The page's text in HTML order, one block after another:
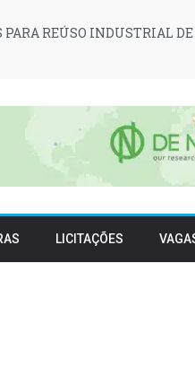
REÚSO INDUSTRIAL DE
LICITAÇÕES